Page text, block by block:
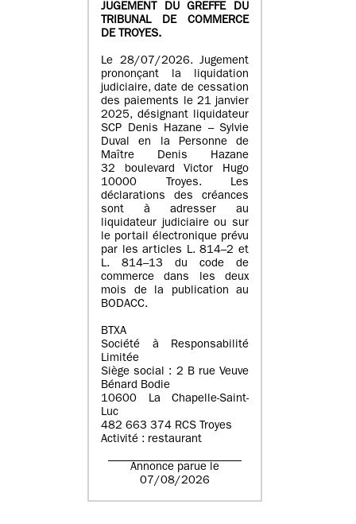
JUGEMENT DU GREFFE DU
TRIBUNAL DE COMMERCE
DE TROYES.
Le 28/07/2026. Jugement
prononçant la liquidation
judiciaire, date de cessation
des paiements le 21 janvier
2025, désignant liquidateur
SCP Denis Hazane – Sylvie
Duval en la Personne de
Maître Denis Hazane
32 boulevard Victor Hugo
10000 Troyes. Les
déclarations des créances
sont à adresser au
liquidateur judiciaire ou sur
le portail électronique prévu
par les articles L. 814–2 et
L. 814–13 du code de
commerce dans les deux
mois de la publication au
BODACC.
BTXA
Société à Responsabilité
Limitée
Siège social : 2 B rue Veuve
Bénard Bodie
10600 La Chapelle-Saint-
Luc
482 663 374 RCS Troyes
Activité : restaurant
Annonce parue le
07/08/2026